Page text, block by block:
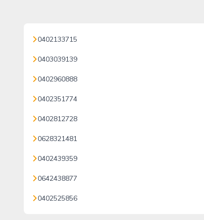
0402133715
0403039139
0402960888
0402351774
0402812728
0628321481
0402439359
0642438877
0402525856